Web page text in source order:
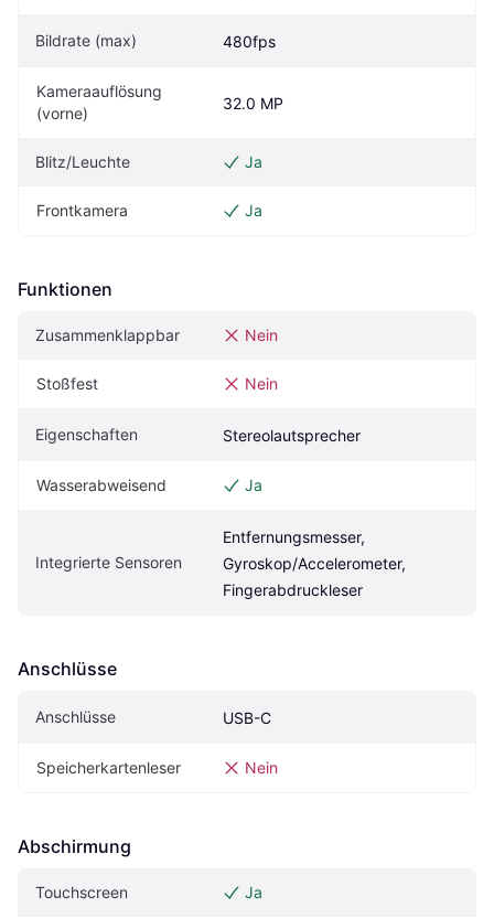
Bildrate (max) 480fps
Kameraauflösung
(vorne)
32.0 MP
Blitz/Leuchte Ja
Frontkamera Ja
Funktionen
Zusammenklappbar Nein
Stoßfest Nein
Eigenschaften Stereolautsprecher
Wasserabweisend Ja
Integrierte Sensoren
Entfernungsmesser,
Gyroskop/Accelerometer,
Fingerabdruckleser
Anschlüsse
Anschlüsse USB-C
Speicherkartenleser Nein
Abschirmung
Touchscreen Ja